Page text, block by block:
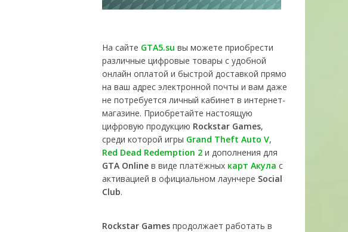
На сайте GTA5.su вы можете приобрести
различные цифровые товары с удобной
онлайн оплатой и быстрой доставкой прямо
на ваш адрес электронной почты и вам даже
не потребуется личный кабинет в интернет-
магазине. Приобретайте настоящую
цифровую продукцию Rockstar Games,
среди которой игры Grand Theft Auto V,
Red Dead Redemption 2 и дополнения для
GTA Online в виде платёжных карт Акула с
активацией в официальном лаунчере Social
Club.
Rockstar Games продолжает работать в